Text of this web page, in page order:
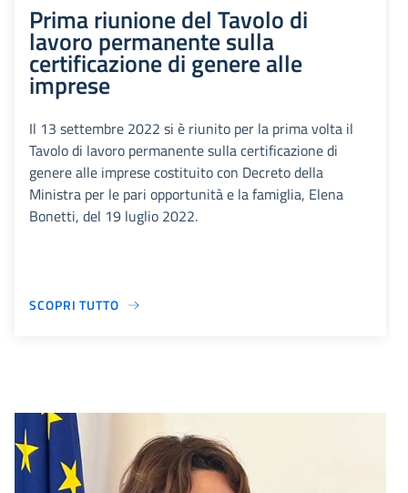
Prima riunione del Tavolo di
lavoro permanente sulla
certificazione di genere alle
imprese
Il 13 settembre 2022 si è riunito per la prima volta il
Tavolo di lavoro permanente sulla certificazione di
genere alle imprese costituito con Decreto della
Ministra per le pari opportunità e la famiglia, Elena
Bonetti, del 19 luglio 2022.
SCOPRI TUTTO